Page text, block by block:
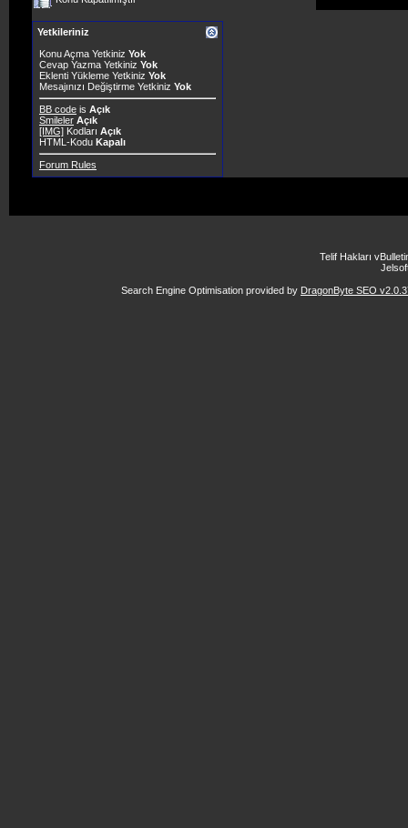
Yetkileriniz
Konu Açma Yetkiniz Yok
Cevap Yazma Yetkiniz Yok
Eklenti Yükleme Yetkiniz Yok
Mesajınızı Değiştirme Yetkiniz Yok
BB code is Açık
Smileler Açık
[IMG] Kodları Açık
HTML-Kodu Kapalı
Forum Rules
Telif Hakları
Search Engine Optimisation provided by DragonByte SEO